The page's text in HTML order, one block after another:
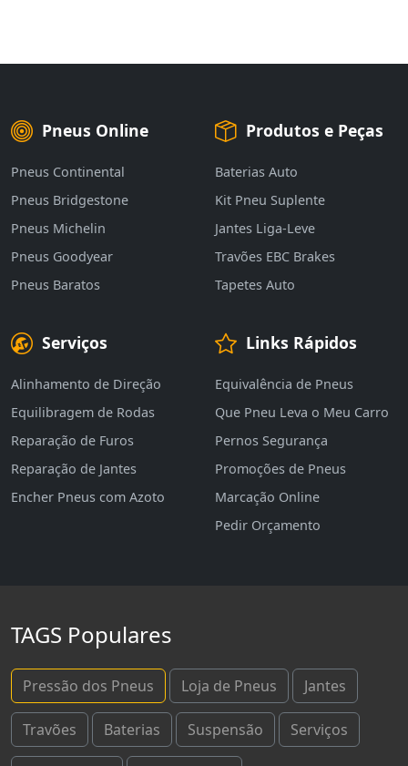
Pneus Online
Pneus Continental
Pneus Bridgestone
Pneus Michelin
Pneus Goodyear
Pneus Baratos
Produtos e Peças
Baterias Auto
Kit Pneu Suplente
Jantes Liga-Leve
Travões EBC Brakes
Tapetes Auto
Serviços
Alinhamento de Direção
Equilibragem de Rodas
Reparação de Furos
Reparação de Jantes
Encher Pneus com Azoto
Links Rápidos
Equivalência de Pneus
Que Pneu Leva o Meu Carro
Pernos Segurança
Promoções de Pneus
Marcação Online
Pedir Orçamento
TAGS Populares
Pressão dos Pneus Loja de Pneus Jantes
Travões Baterias Suspensão Serviços